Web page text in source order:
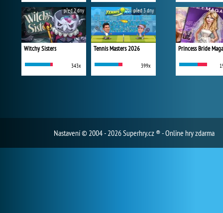
Witchy Sisters
343x
před 2 dny
Tennis Masters 2026
399x
před 3 dny
Princess Bride
Nastavení© 2004 - 2026 Superhry.cz ® - Online hry zdarma